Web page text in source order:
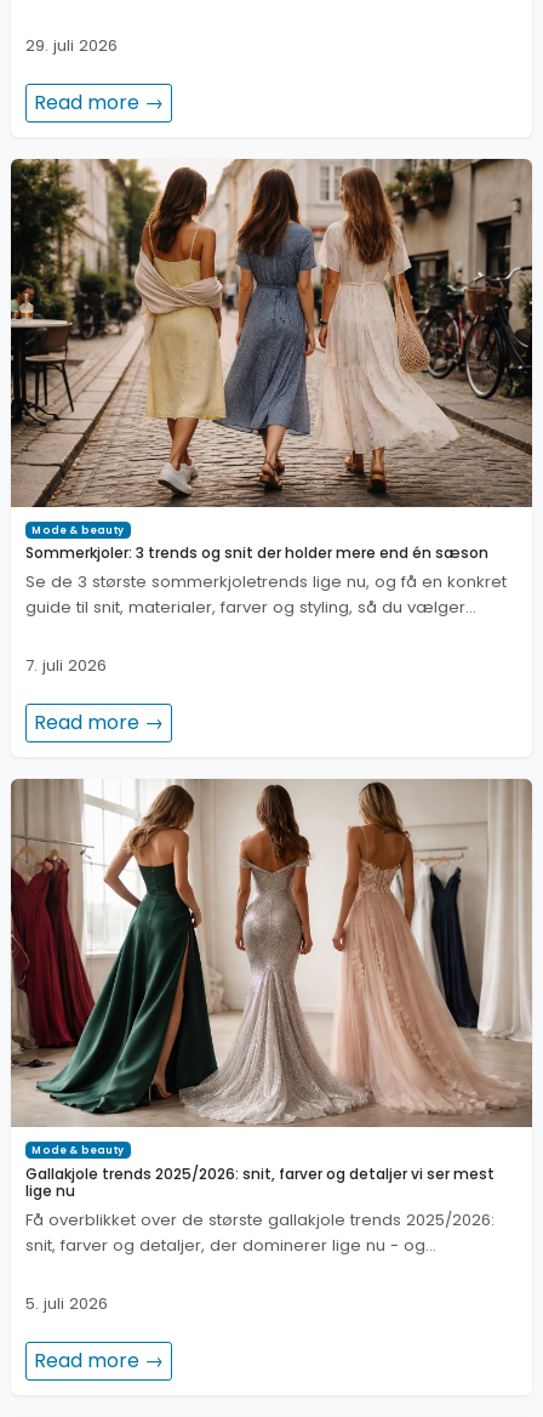
29. juli 2026
Read more →
Mode & beauty
Sommerkjoler: 3 trends og snit der holder mere end én sæson
Se de 3 største sommerkjoletrends lige nu, og få en konkret
guide til snit, materialer, farver og styling, så du vælger…
7. juli 2026
Read more →
Mode & beauty
Gallakjole trends 2025/2026: snit, farver og detaljer vi ser mest
lige nu
Få overblikket over de største gallakjole trends 2025/2026:
snit, farver og detaljer, der dominerer lige nu - og…
5. juli 2026
Read more →